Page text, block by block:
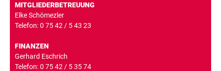
MITGLIEDERBETREUUNG
Elke Schömezler
Telefon: 0 75 42 / 5 43 23
FINANZEN
Gerhard Eschrich
Telefon: 0 75 42 / 5 35 74